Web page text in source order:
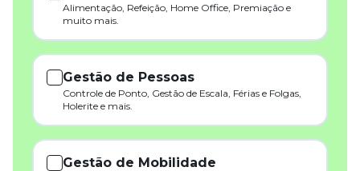
Alimentação, Refeição, Home Office, Premiação e
muito mais.
Gestão de Pessoas
Controle de Ponto, Gestão de Escala, Férias e Folgas,
Holerite e mais.
Gestão de Mobilidade